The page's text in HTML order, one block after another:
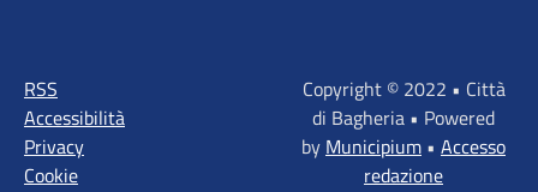
RSS
Accessibilità
Privacy
Cookie
Copyright © 2022 • Città
di Bagheria • Powered
by Municipium • Accesso
redazione